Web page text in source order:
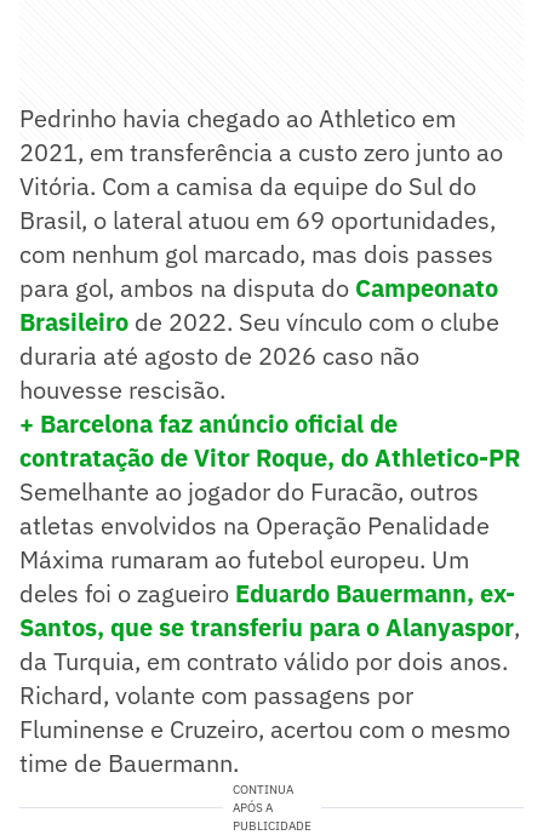
Pedrinho havia chegado ao Athletico em
2021, em transferência a custo zero junto ao
Vitória. Com a camisa da equipe do Sul do
Brasil, o lateral atuou em 69 oportunidades,
com nenhum gol marcado, mas dois passes
para gol, ambos na disputa do Campeonato
Brasileiro de 2022. Seu vínculo com o clube
duraria até agosto de 2026 caso não
houvesse rescisão.
+ Barcelona faz anúncio oficial de
contratação de Vitor Roque, do Athletico-PR
Semelhante ao jogador do Furacão, outros
atletas envolvidos na Operação Penalidade
Máxima rumaram ao futebol europeu. Um
deles foi o zagueiro Eduardo Bauermann, ex-
Santos, que se transferiu para o Alanyaspor,
da Turquia, em contrato válido por dois anos.
Richard, volante com passagens por
Fluminense e Cruzeiro, acertou com o mesmo
time de Bauermann.
CONTINUA
APÓS A
PUBLICIDADE